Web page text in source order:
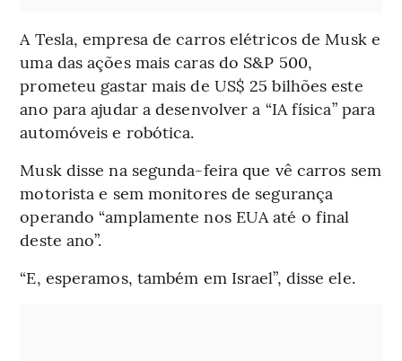
A Tesla, empresa de carros elétricos de Musk e
uma das ações mais caras do S&P 500,
prometeu gastar mais de US$ 25 bilhões este
ano para ajudar a desenvolver a “IA física” para
automóveis e robótica.
Musk disse na segunda-feira que vê carros sem
motorista e sem monitores de segurança
operando “amplamente nos EUA até o final
deste ano”.
“E, esperamos, também em Israel”, disse ele.